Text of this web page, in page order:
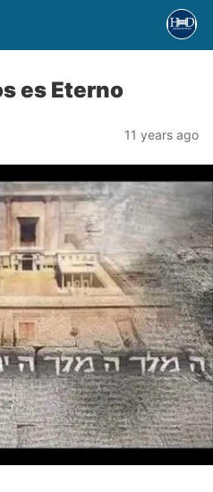
es Eterno
11 years ago